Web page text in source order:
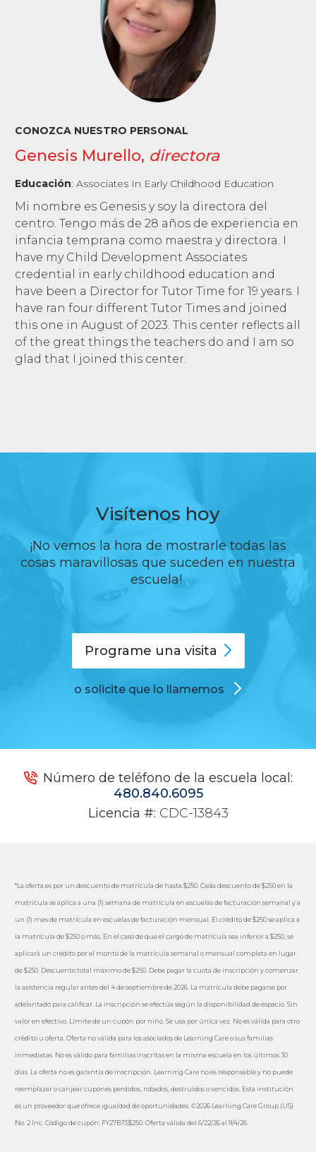
CONOZCA NUESTRO PERSONAL
Genesis Murello, directora
Educación:Associates In Early Childhood Education
Mi nombre es Genesis y soy la directora del
centro. Tengo más de 28 años de experiencia en
infancia temprana como maestra y directora. I
have my Child Development Associates
credential in early childhood education and
have been a Director for Tutor Time for 19 years. I
have ran four different Tutor Times and joined
this one in August of 2023. This center reflects all
of the great things the teachers do and I am so
glad that I joined this center.
Visítenos hoy
¡No vemos la hora de mostrarle todas las
cosas maravillosas que suceden en nuestra
escuela!
Programe una visita
o solicite que lo llamemos
Número de teléfono de la escuela local:
480.840.6095
Licencia #: CDC-13843
*La oferta es por un descuento de matrícula de hasta $250. Cada descuento de $250 en la
matrícula se aplica a una (1) semana de matrícula en escuelas de facturación semanal y a
un (1) mes de matrícula en escuelas de facturación mensual. El crédito de $250 se aplica a
la matrícula de $250 o más. En el caso de que el cargo de matrícula sea inferior a $250, se
aplicará un crédito por el monto de la matrícula semanal o mensual completa en lugar
de $250. Descuento total máximo de $250. Debe pagar la cuota de inscripción y comenzar
la asistencia regular antes del 4 de septiembre de 2026. La matrícula debe pagarse por
adelantado para calificar. La inscripción se efectúa según la disponibilidad de espacio. Sin
valor en efectivo. Límite de un cupón por niño. Se usa por única vez. No es válida para otro
crédito u oferta. Oferta no válida para los asociados de Learning Care o sus familias
inmediatas. No es válido para familias inscritas en la misma escuela en los últimos 30
días. La oferta no es garantía de inscripción. Learning Care no es responsable y no puede
reemplazar o canjear cupones perdidos, robados, destruidos o vencidos. Esta institución
es un proveedor que ofrece igualdad de oportunidades. ©2026 Learning Care Group (US)
No. 2 Inc. Código de cupón: FY27BTS$250. Oferta válida del 6/22/26 al 9/4/26.